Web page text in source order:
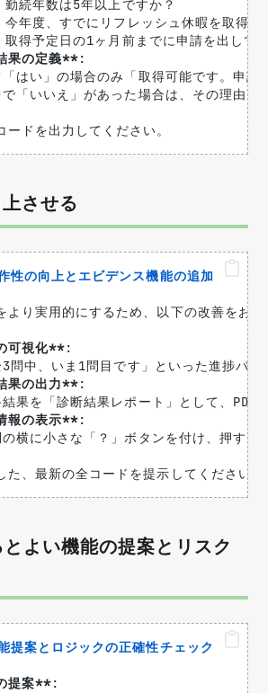
勤続年数は5年以上ですか？
今年度、すでにリフレッシュ休暇を取得し
取得予定日の1ヶ月前までに申請を出して
果の定義**:
はい」の場合のみ「取得可能です。申
「いいえ」があった場合は、その理由
ードを出力してください。
させる
性の向上とエビデンス機能の追加
より実用的にするため、以下の改善をお
可視化**:
問中、いま1問目です」といった進捗バ
果の出力**:
果を「診断結果レポート」として、
報の表示**:
横に小さな「？」ボタンを付け、押す
た、最新の全コードを提示してください。
よい機能の提案とリスク
提案とロジックの正確性チェック
提案**: